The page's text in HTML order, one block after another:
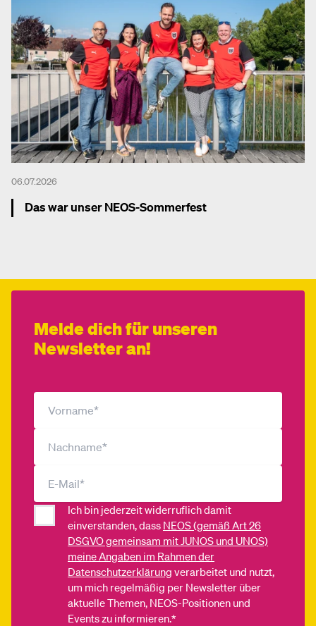
06.07.2026
Das war unser NEOS-Sommerfest
Melde dich für unseren
Newsletter an!
Ich bin jederzeit widerruflich damit
einverstanden, dass NEOS (gemäß Art 26
DSGVO gemeinsam mit JUNOS und UNOS)
meine Angaben im Rahmen der
Datenschutzerklärung verarbeitet und nutzt,
um mich regelmäßig per Newsletter über
aktuelle Themen, NEOS-Positionen und
Events zu informieren.*